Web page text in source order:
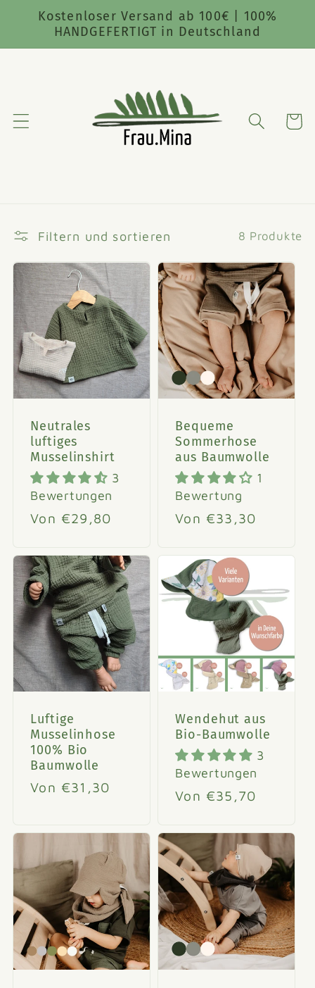
zum
Inhalt
Kostenloser Versand ab 100€ | 100%
HANDGEFERTIGT in Deutschland
Filtern und sortieren 8 Produkte
Neutrales
luftiges
Musselinshirt
3
Bewertungen
Normaler
Von €29,80
Bequeme
Sommerhose
aus Baumwolle
1
Bewertung
Normaler
Von €33,30
Luftige
Musselinhose
100% Bio
Baumwolle
Normaler
Von €31,30
Wendehut aus
Bio-Baumwolle
3
Bewertungen
Normaler
Von €35,70